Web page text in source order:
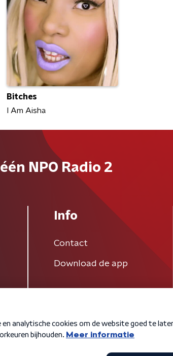
Bitches
I Am Aisha
NPO Radio 2
Info
Contact
Download de app